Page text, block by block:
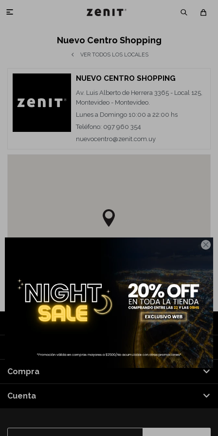


Nuevo Centro Shopping
VER TODOS LOS LOCALES
NUEVO CENTRO SHOPPING
Av. Luis Alberto de Herrera 3365 - Local 125,
Montevideo - Montevideo.
Lunes a Domingo 10:00 a 22:00 hs
Teléfono: 097 960 354
nuevocentro@zenit.com.uy
Contacto
Compra
Cuenta